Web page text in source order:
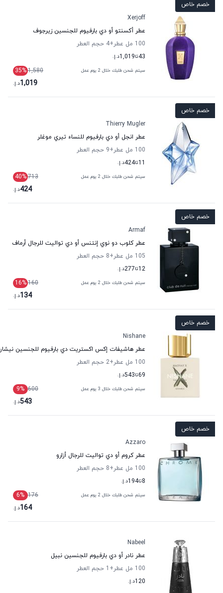
خصم خاص
Xerjoff
عطر أكسنتو أو دي بارفيوم للجنسين زيرجوف
100 مل عطر
+4
حجم العطر
43تا1,019د.إ.
سيتم شحن طلبك خلال 2 يوم عمل 1,580
35%
1,019د.إ.
خصم خاص
Thierry Mugler
عطر انجل أو دي بارفيوم للنساء تيري موغلر
100 مل عطر
+9
حجم العطر
11تا424د.إ.
سيتم شحن طلبك خلال 2 يوم عمل 713
40%
424د.إ.
خصم خاص
Armaf
عطر كلوب دو نوي إنتنس أو دي تواليت للرجال أرماف
105 مل عطر
+8
حجم العطر
12تا277د.إ.
سيتم شحن طلبك خلال 2 يوم عمل 160
16%
134د.إ.
خصم خاص
Nishane
عطر هاشيفات إكس اكستريت دي بارفيوم للجنسين
100 مل عطر
+2
حجم العطر
69تا543د.إ.
سيتم شحن طلبك خلال 3 يوم عمل 600
9%
543د.إ.
خصم خاص
Azzaro
عطر كروم أو دي تواليت للرجال أزارو
100 مل عطر
+8
حجم العطر
8تا194د.إ.
سيتم شحن طلبك خلال 2 يوم عمل 176
6%
164د.إ.
Nabeel
عطر نادر أو دي بارفيوم للجنسين نبيل
100 مل عطر
+1
حجم العطر
120د.إ.